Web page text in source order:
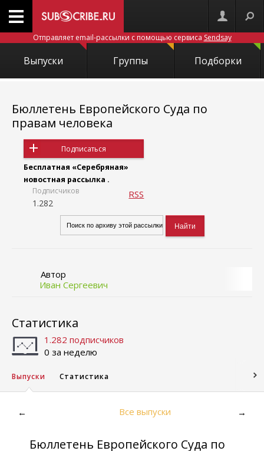
Отправляет email-рассылки с помощью сервиса Sendsay
Выпуски Группы Подборки
Бюллетень Европейского Суда по
правам человека
Подписаться
Бесплатная «Серебряная»
новостная рассылка .
Подписчиков
1.282
RSS
Автор
Иван Сергеевич
Статистика
1.282 подписчиков
0 за неделю
Выпуски Статистика
← Все выпуски →
Бюллетень Европейского Суда по